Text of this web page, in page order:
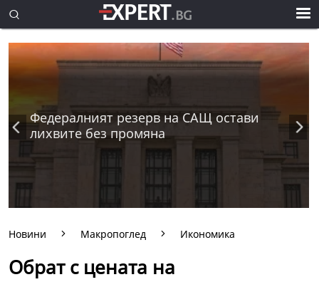
Федералният резерв на САЩ остави
лихвите без промяна
Новини Макропоглед Икономика
Обрат с цената на